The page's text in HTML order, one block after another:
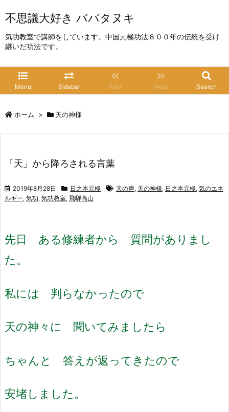
不思議大好き ババタヌキ
気功教室で講師をしています。中国元極功法８００年の伝統を受け
継いだ功法です。
Menu Sidebar Prev Next Search
ホーム > 天の神様
「天」から降ろされる言葉
2019年8月28日 日之本元極 天の声, 天の神様, 日之本元極, 気のエネ
ルギー, 気功, 気功教室, 飛騨高山
先日 ある修練者から 質問がありまし
た。
私には 判らなかったので
天の神々に 聞いてみましたら
ちゃんと 答えが返ってきたので
安堵しました。